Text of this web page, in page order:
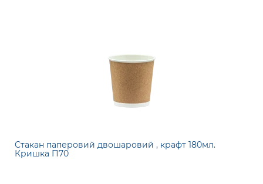
Стакан паперовий двошаровий , крафт 180мл.
Кришка П70